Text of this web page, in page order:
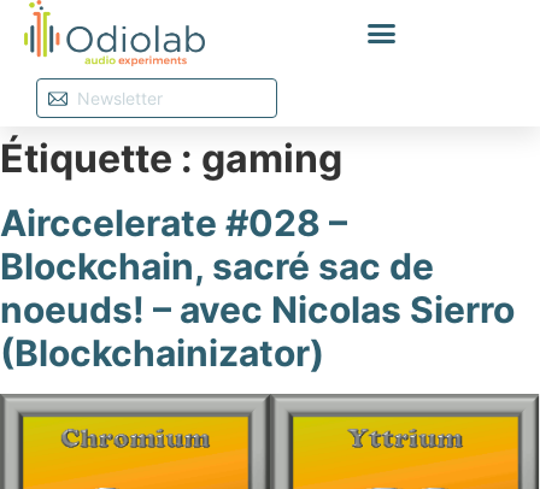
Étiquette : gaming
Airccelerate #028 –
Blockchain, sacré sac de
noeuds! – avec Nicolas Sierro
(Blockchainizator)